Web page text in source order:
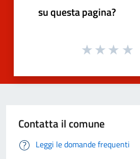
su questa pagina?
Contatta il comune
Leggi le domande frequenti